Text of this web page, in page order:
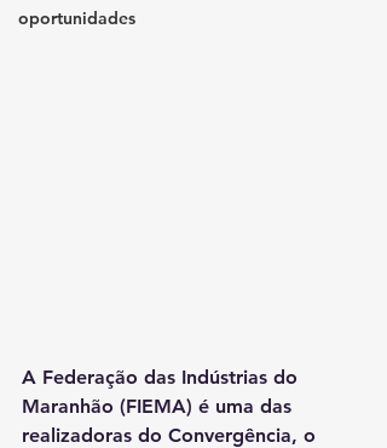
oportunidades
A ⁠Federação das Indústrias do
Maranhão (FIEMA) é uma das
realizadoras do Convergência, o